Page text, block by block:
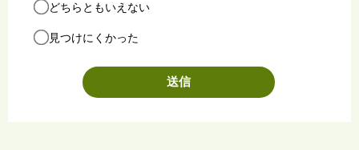
どちらともいえない
見つけにくかった